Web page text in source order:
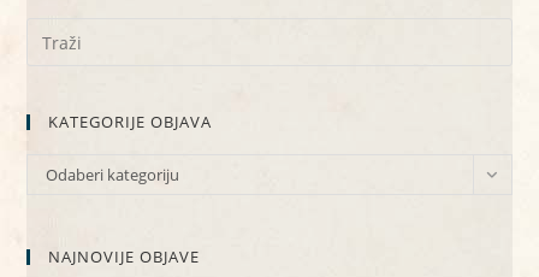
KATEGORIJE OBJAVA
KATEGORIJE
Odaberi kategoriju
NAJNOVIJE OBJAVE